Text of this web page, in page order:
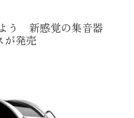
う 新感覚の集音器
発売